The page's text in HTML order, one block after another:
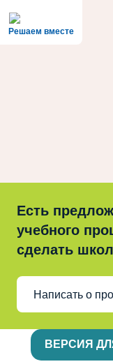
Решаем вместе
Есть
учебного
сделать
Написать о
ВЕРСИЯ